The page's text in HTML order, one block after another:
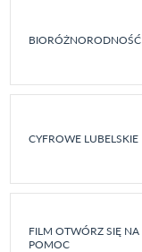
BIORÓŻNORODNOŚĆ
CYFROWE LUBELSKIE
FILM OTWÓRZ SIĘ NA
POMOC